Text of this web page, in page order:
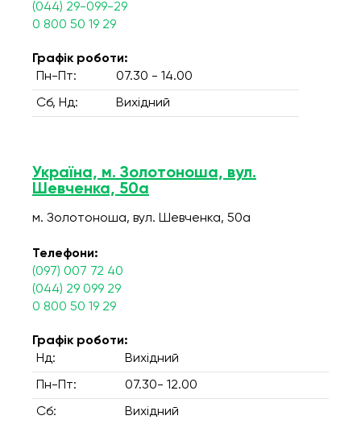
(044) 29-099-29
0 800 50 19 29
Графік роботи:
Пн-Пт:
07.30 - 14.00
Сб, Нд: Вихідний
Україна, м. Золотоноша, вул.
Шевченка, 50а
м. Золотоноша, вул. Шевченка, 50а
Телефони:
(097) 007 72 40
(044) 29 099 29
0 800 50 19 29
Графік роботи:
Нд:
Вихідний
Пн-Пт: 07.30- 12.00
Сб: Вихідний